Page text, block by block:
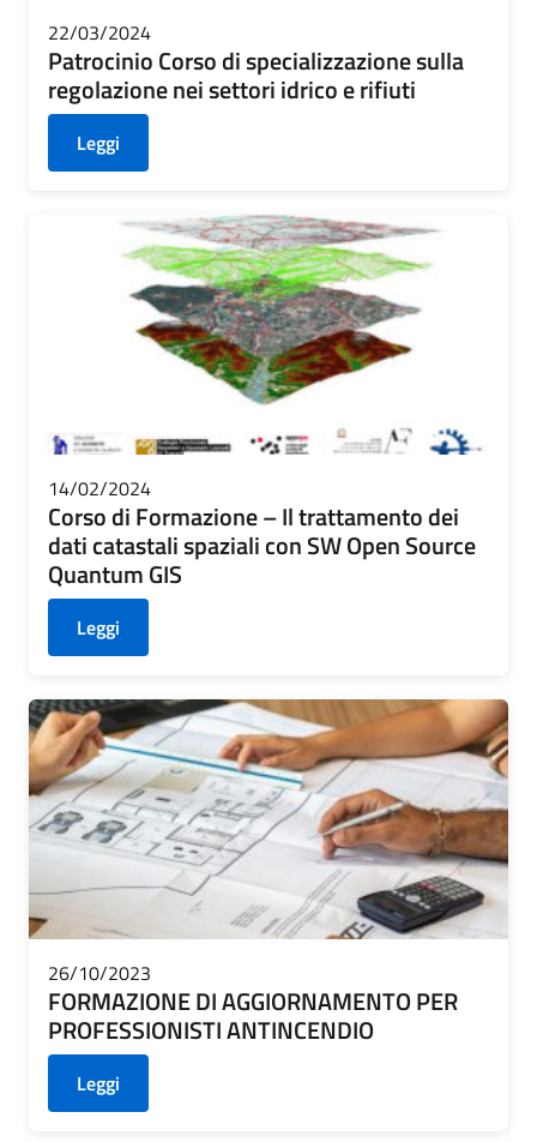
22/03/2024
Patrocinio Corso di specializzazione sulla
regolazione nei settori idrico e rifiuti
Leggi
14/02/2024
Corso di Formazione – Il trattamento dei
dati catastali spaziali con SW Open Source
Quantum GIS
Leggi
26/10/2023
FORMAZIONE DI AGGIORNAMENTO PER
PROFESSIONISTI ANTINCENDIO
Leggi